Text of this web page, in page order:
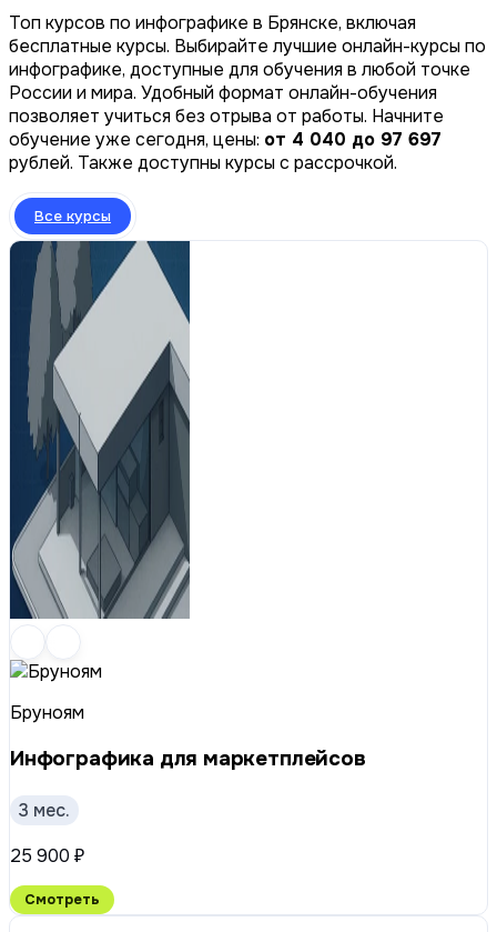
Топ курсов по инфографике в Брянске, включая
бесплатные курсы. Выбирайте лучшие онлайн-курсы по
инфографике, доступные для обучения в любой точке
России и мира. Удобный формат онлайн-обучения
позволяет учиться без отрыва от работы. Начните
обучение уже сегодня, цены: от 4 040 до 97 697
рублей. Также доступны курсы с рассрочкой.
Все курсы
Бруноям
Инфографика для маркетплейсов
3 мес.
25 900 ₽
Смотреть